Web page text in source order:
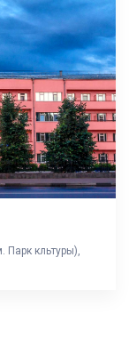
Парк кльтуры),